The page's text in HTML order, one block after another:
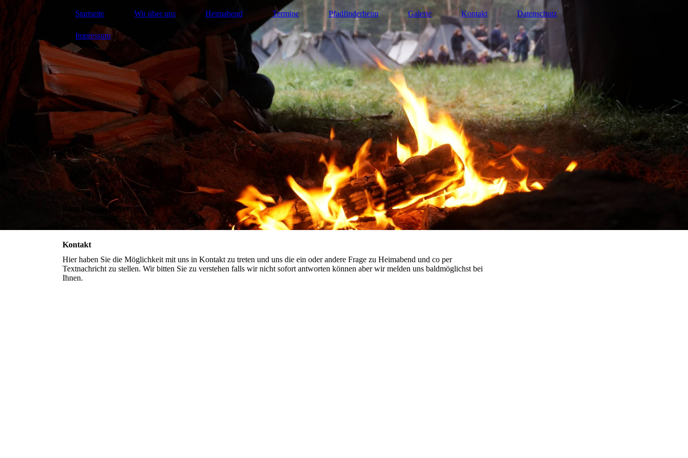
Startseite Wir über uns Heimabend Termine Pfadfinderheim Galerie Kontakt Datenschutz
Impressum
Ring Florian Geyer
Pfadfinder Iserlohn
Kontakt
Hier haben Sie die Möglichkeit mit uns in Kontakt zu treten und uns die ein oder andere Frage zu Heimabend und co per
Textnachricht zu stellen. Wir bitten Sie zu verstehen falls wir nicht sofort antworten können aber wir melden uns baldmöglichst bei
Ihnen.